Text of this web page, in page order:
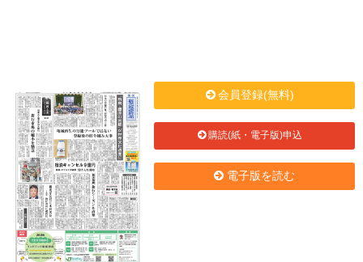
会員登録(無料)
購読(紙・電子版)申込
電子版を読む